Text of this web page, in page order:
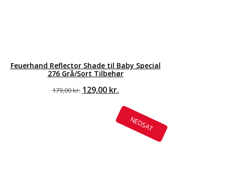
Feuerhand Reflector Shade til Baby Special
276 Grå/Sort Tilbehør
179,00kr. Den
179,00 kr..
129,00 kr.Den
pris
er:
129,00 kr..
NEDSAT